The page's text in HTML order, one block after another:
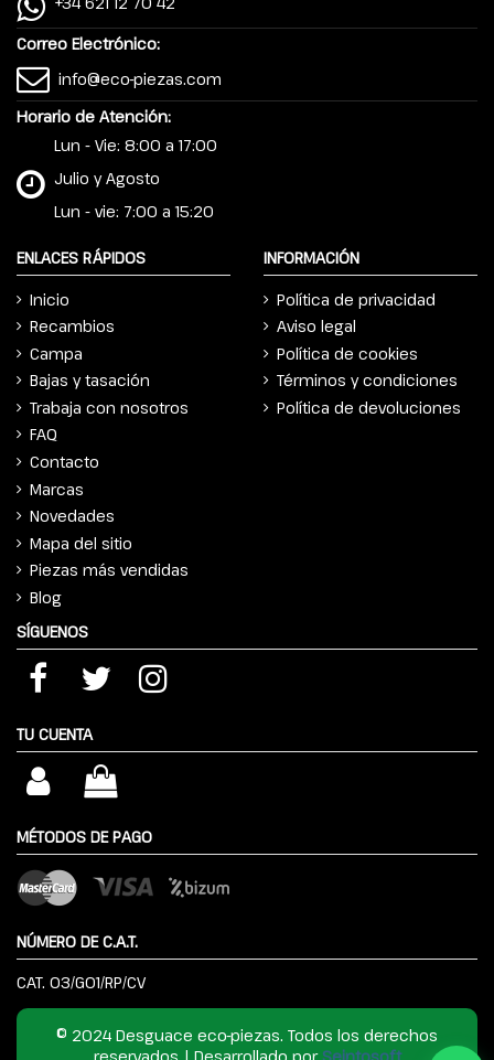
Correo Electrónico:
info@eco-piezas.com
Horario de Atención:
Lun - Vie: 8:00 a 17:00
Julio y Agosto
Lun - vie: 7:00 a 15:20
ENLACES RÁPIDOS
Inicio
Recambios
Campa
Bajas y tasación
Trabaja con nosotros
FAQ
Contacto
Marcas
Novedades
Mapa del sitio
Piezas más vendidas
Blog
INFORMACIÓN
Política de privacidad
Aviso legal
Política de cookies
Términos y condiciones
Política de devoluciones
SÍGUENOS
TU CUENTA
MÉTODOS DE PAGO
NÚMERO DE C.A.T.
CAT. 03/G01/RP/CV
© 2024 Desguace eco-piezas. Todos los derechos